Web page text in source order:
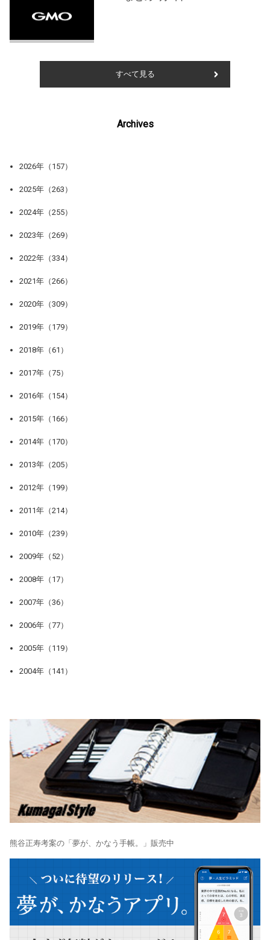
すべて見る
Archives
2026年（157）
2025年（263）
2024年（255）
2023年（269）
2022年（334）
2021年（266）
2020年（309）
2019年（179）
2018年（61）
2017年（75）
2016年（154）
2015年（166）
2014年（170）
2013年（205）
2012年（199）
2011年（214）
2010年（239）
2009年（52）
2008年（17）
2007年（36）
2006年（77）
2005年（119）
2004年（141）
熊谷正寿考案の「夢が、かなう手帳。」販売中